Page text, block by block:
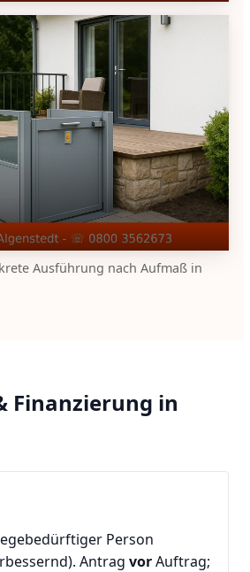
Ausführung nach Aufmaß in
Finanzierung in
Person
Antrag vorAuftrag;